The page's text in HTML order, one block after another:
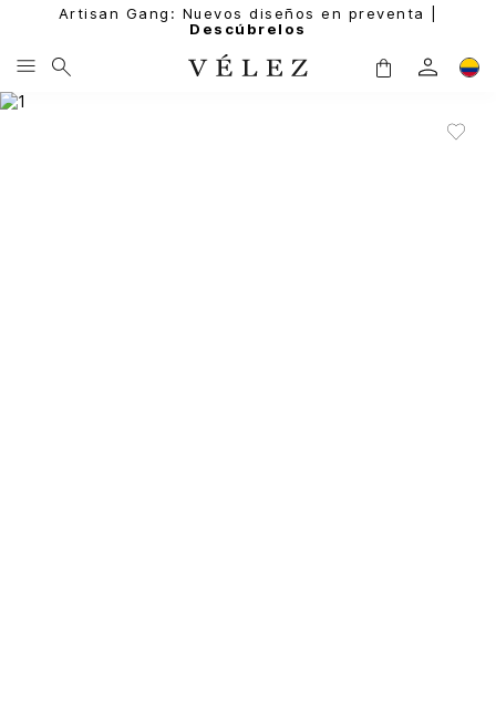
Artisan Gang: Nuevos diseños en preventa |
Descúbrelos